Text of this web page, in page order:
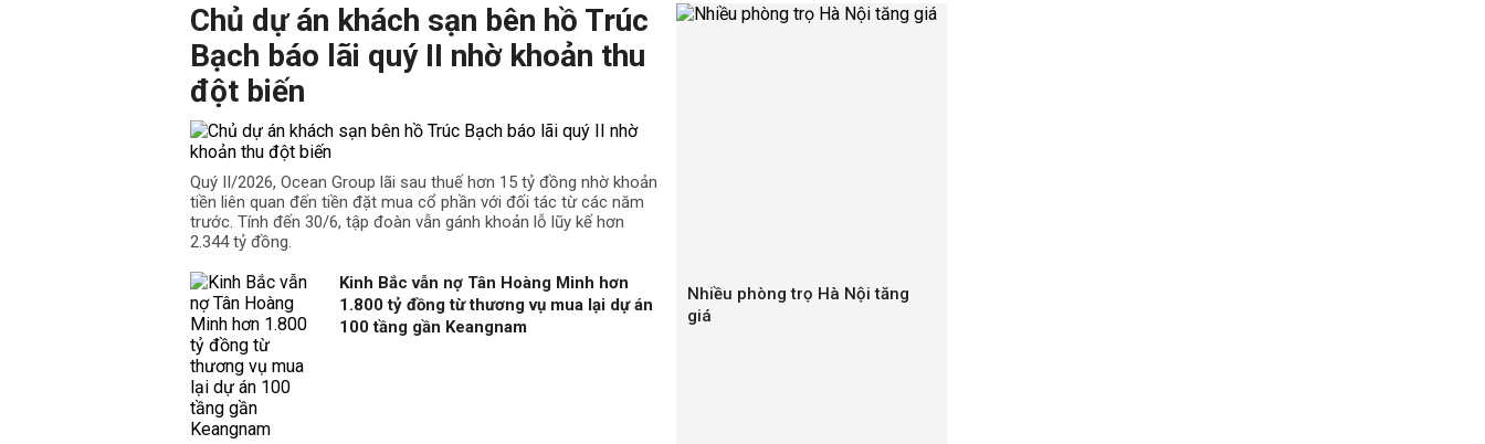
Chủ dự án khách sạn bên hồ Trúc
Bạch báo lãi quý II nhờ khoản thu
đột biến
Quý II/2026, Ocean Group lãi sau thuế hơn 15 tỷ đồng nhờ khoản
tiền liên quan đến tiền đặt mua cổ phần với đối tác từ các năm
trước. Tính đến 30/6, tập đoàn vẫn gánh khoản lỗ lũy kế hơn
2.344 tỷ đồng.
Kinh Bắc vẫn nợ Tân Hoàng Minh hơn
1.800 tỷ đồng từ thương vụ mua lại dự án
100 tầng gần Keangnam
Nhiều phòng trọ Hà Nội tăng
giá